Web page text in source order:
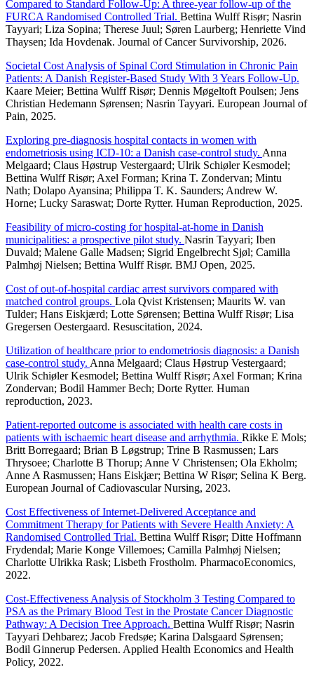
Compared to Standard Follow-Up: A three-year follow-up of the
FURCA Randomised Controlled Trial. Bettina Wulff Risør; Nasrin
Tayyari; Liza Sopina; Therese Juul; Søren Laurberg; Henriette Vind
Thaysen; Ida Hovdenak. Journal of Cancer Survivorship, 2026.
Societal Cost Analysis of Spinal Cord Stimulation in Chronic Pain
Patients: A Danish Register-Based Study With 3 Years Follow-Up.
Kaare Meier; Bettina Wulff Risør; Dennis Møgeltoft Poulsen; Jens
Christian Hedemann Sørensen; Nasrin Tayyari. European Journal of
Pain, 2025.
Exploring pre-diagnosis hospital contacts in women with
endometriosis using ICD-10: a Danish case-control study. Anna
Melgaard; Claus Høstrup Vestergaard; Ulrik Schiøler Kesmodel;
Bettina Wulff Risør; Axel Forman; Krina T. Zondervan; Mintu
Nath; Dolapo Ayansina; Philippa T. K. Saunders; Andrew W.
Horne; Lucky Saraswat; Dorte Rytter. Human Reproduction, 2025.
Feasibility of micro-costing for hospital-at-home in Danish
municipalities: a prospective pilot study. Nasrin Tayyari; Iben
Duvald; Malene Galle Madsen; Sigrid Engelbrecht Sjøl; Camilla
Palmhøj Nielsen; Bettina Wulff Risør. BMJ Open, 2025.
Cost of out-of-hospital cardiac arrest survivors compared with
matched control groups. Lola Qvist Kristensen; Maurits W. van
Tulder; Hans Eiskjærd; Lotte Sørensen; Bettina Wulff Risør; Lisa
Gregersen Oestergaard. Resuscitation, 2024.
Utilization of healthcare prior to endometriosis diagnosis: a Danish
case-control study. Anna Melgaard; Claus Høstrup Vestergaard;
Ulrik Schiøler Kesmodel; Bettina Wulff Risør; Axel Forman; Krina
Zondervan; Bodil Hammer Bech; Dorte Rytter. Human
reproduction, 2023.
Patient-reported outcome is associated with health care costs in
patients with ischaemic heart disease and arrhythmia. Rikke E Mols;
Britt Borregaard; Brian B Løgstrup; Trine B Rasmussen; Lars
Thrysoee; Charlotte B Thorup; Anne V Christensen; Ola Ekholm;
Anne A Rasmussen; Hans Eiskjær; Bettina W Risør; Selina K Berg.
European Journal of Cadiovascular Nursing, 2023.
Cost Effectiveness of Internet-Delivered Acceptance and
Commitment Therapy for Patients with Severe Health Anxiety: A
Randomised Controlled Trial. Bettina Wulff Risør; Ditte Hoffmann
Frydendal; Marie Konge Villemoes; Camilla Palmhøj Nielsen;
Charlotte Ulrikka Rask; Lisbeth Frostholm. PharmacoEconomics,
2022.
Cost-Effectiveness Analysis of Stockholm 3 Testing Compared to
PSA as the Primary Blood Test in the Prostate Cancer Diagnostic
Pathway: A Decision Tree Approach. Bettina Wulff Risør; Nasrin
Tayyari Dehbarez; Jacob Fredsøe; Karina Dalsgaard Sørensen;
Bodil Ginnerup Pedersen. Applied Health Economics and Health
Policy, 2022.